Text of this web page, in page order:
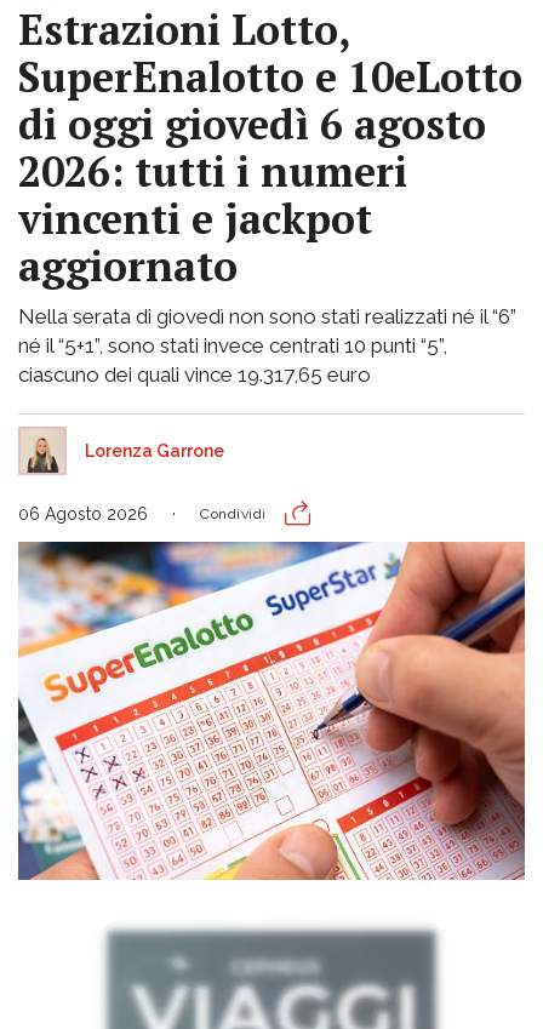
Estrazioni Lotto,
SuperEnalotto e 10eLotto
di oggi giovedì 6 agosto
2026: tutti i numeri
vincenti e jackpot
aggiornato
Nella serata di giovedì non sono stati realizzati né il “6”
né il “5+1”, sono stati invece centrati 10 punti “5”,
ciascuno dei quali vince 19.317,65 euro
Lorenza Garrone
06 Agosto 2026 Condividi